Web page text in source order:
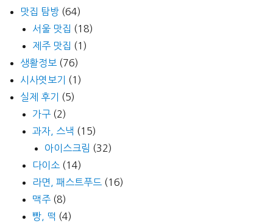
맛집 탐방 (64)
서울 맛집 (18)
제주 맛집 (1)
생활정보 (76)
시사엿보기
(1)
실제 후기
(5)
가구 (2)
과자, 스낵 (15)
아이스크림 (32)
다이소 (14)
라면, 패스트푸드 (16)
맥주 (8)
빵, 떡 (4)